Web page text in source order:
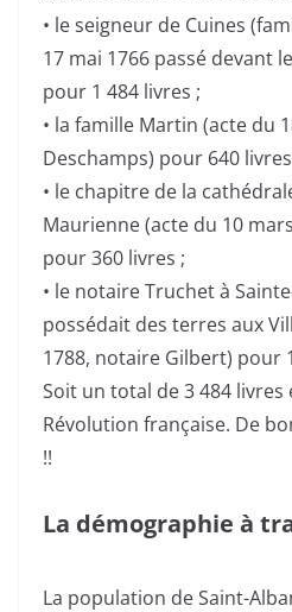
• le seigneur de Cuines
17 mai 1766 passé devant
pour 1 484 livres ;
• la famille Martin (acte du
Deschamps) pour 640
• le chapitre de la
Maurienne (acte du 10
pour 360 livres ;
• le notaire Truchet à
possédait des terres aux
1788, notaire Gilbert) pour
Soit un total de 3 484 livres
Révolution française. De
!!
La démographie à
La population de Saint-